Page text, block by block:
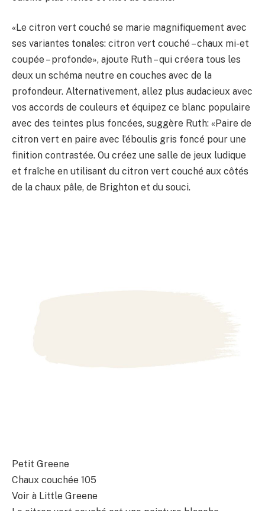
«Le citron vert couché se marie magnifiquement avec
ses variantes tonales: citron vert couché – chaux mi-et
coupée – profonde», ajoute Ruth – qui créera tous les
deux un schéma neutre en couches avec de la
profondeur. Alternativement, allez plus audacieux avec
vos accords de couleurs et équipez ce blanc populaire
avec des teintes plus foncées, suggère Ruth: «Paire de
citron vert en paire avec l’éboulis gris foncé pour une
finition contrastée. Ou créez une salle de jeux ludique
et fraîche en utilisant du citron vert couché aux côtés
de la chaux pâle, de Brighton et du souci.
Petit Greene
Chaux couchée 105
Voir à Little Greene